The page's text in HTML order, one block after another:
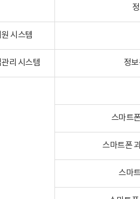
시스템
리 시스템 정
스마트
스마트폰
스마